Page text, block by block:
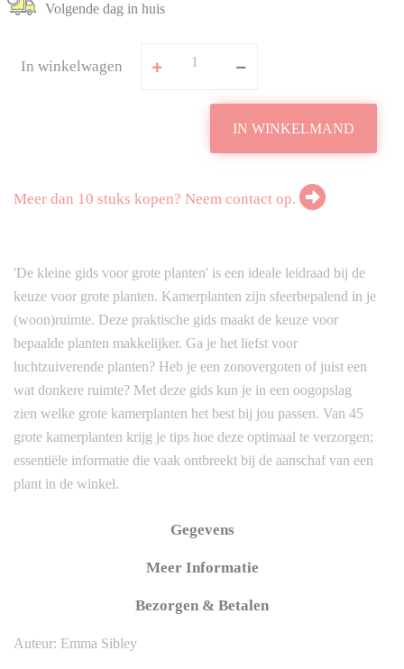
Volgende dag in huis
In winkelwagen
IN WINKELMAND
Meer dan 10 stuks kopen? Neem contact op.
'De kleine gids voor grote planten' is een ideale leidraad bij de
keuze voor grote planten. Kamerplanten zijn sfeerbepalend in je
(woon)ruimte. Deze praktische gids maakt de keuze voor
bepaalde planten makkelijker. Ga je het liefst voor
luchtzuiverende planten? Heb je een zonovergoten of juist een
wat donkere ruimte? Met deze gids kun je in een oogopslag
zien welke grote kamerplanten het best bij jou passen. Van 45
grote kamerplanten krijg je tips hoe deze optimaal te verzorgen;
essentiële informatie die vaak ontbreekt bij de aanschaf van een
plant in de winkel.
Gegevens
Meer Informatie
Bezorgen & Betalen
Auteur: Emma Sibley